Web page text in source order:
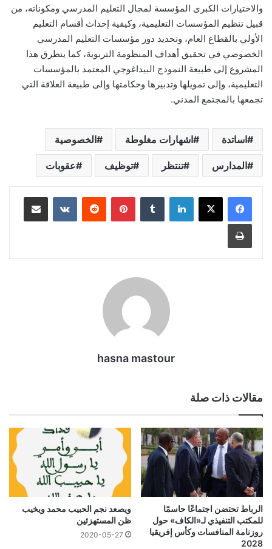
والاختيارات الكبرى المؤسسة لمجال التعليم المدرسي ومكوناته، من
قبيل تنظيم المؤسسات التعليمية، وكيفية إحداث أقسام التعليم
الأولي بالقطاع العام، وتحديد دور مؤسسات التعليم المدرسي
الخصوصي في تحقيق أهداف المنظومة التربوية، كما يتطرق هذا
المشروع إلى طبيعة النموذج البيداغوجي المعتمد بالمؤسسات
التعليمية، وإلى تمويلها وتدبيرها وحكامتها وإلى طبيعة العلاقة التي
تجمعها بالمجتمع المدني.
اساتدة اشهارات مغلوطة الخصوصية
المدارس تنتظر توظيف عقوبات
لينكدإن بينتيريست مشاركة عبر البريد
طباعة
hasna mastour
مقالات ذات صلة
الرباط تحتضن اجتماعًا حاسمًا
للمكتب التنفيذي لـ«الكاف» حول
روزنامة المنافسات وكأس إفريقيا
2028
ويصعد نجم الحبيب محمد ويخيب
ظن المستهزئين
2020-05-27